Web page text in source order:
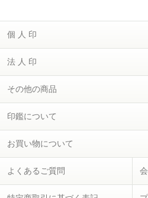
個 人 印
法 人 印
その他の商品
印鑑について
お買い物について
よくあるご質問